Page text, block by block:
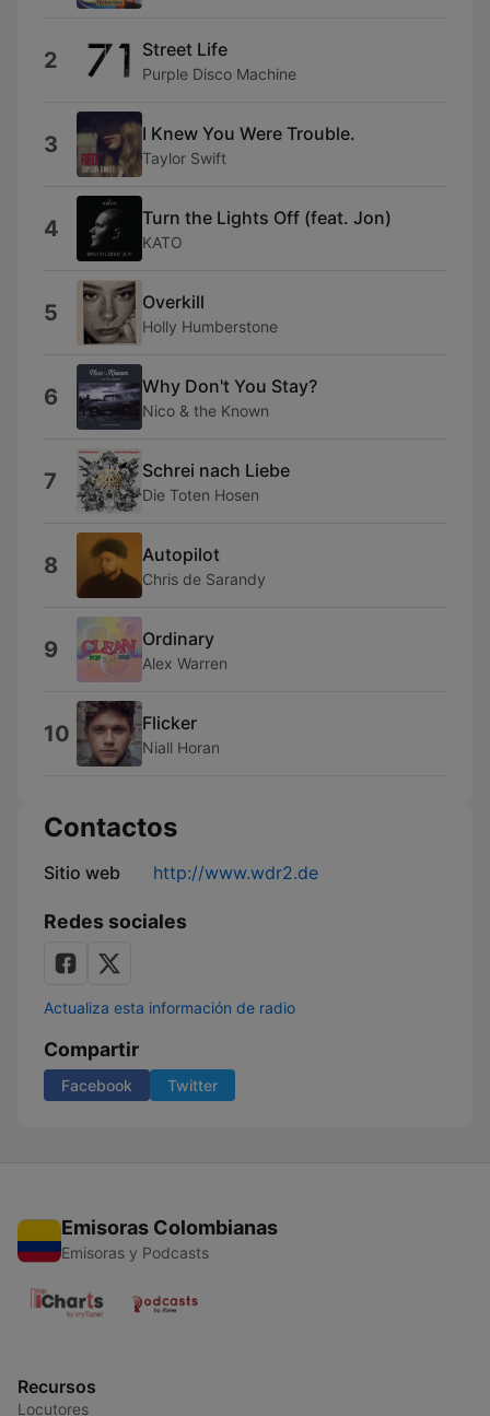
2 Street Life
Purple Disco Machine
3 I Knew You Were Trouble.
Taylor Swift
4 Turn the Lights Off (feat. Jon)
KATO
5 Overkill
Holly Humberstone
6 Why Don't You Stay?
Nico & the Known
7 Schrei nach Liebe
Die Toten Hosen
8 Autopilot
Chris de Sarandy
9 Ordinary
Alex Warren
10 Flicker
Niall Horan
Contactos
Sitio web http://www.wdr2.de
Redes sociales
Actualiza esta información de radio
Compartir
Facebook Twitter
Emisoras Colombianas
Emisoras y Podcasts
Recursos
Locutores